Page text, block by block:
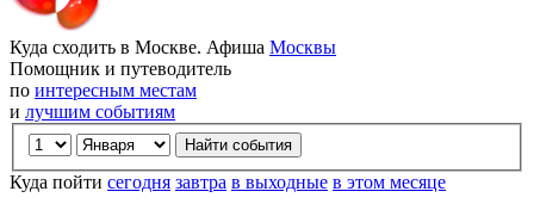
Куда сходить в Москве. Афиша Москвы
Помощник и путеводитель
по интересным местам
и лучшим событиям
Куда пойти сегодня завтра в выходные в этом месяце